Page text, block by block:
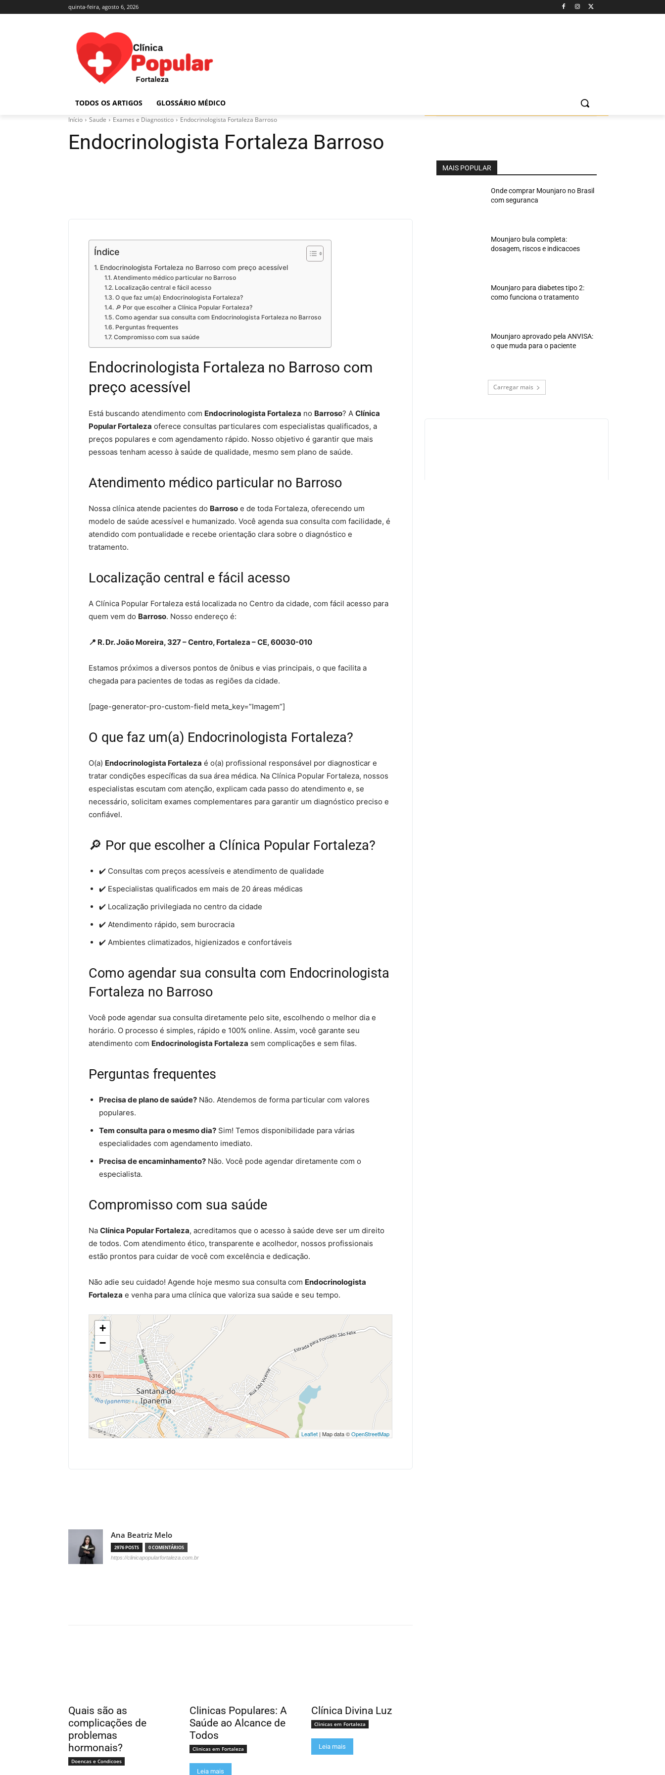
quinta-feira, agosto 6, 2026
TODOS OS ARTIGOS GLOSSÁRIO MÉDICO
Início Saude Exames e Diagnostico Endocrinologista Fortaleza Barroso
Endocrinologista Fortaleza Barroso
Índice
Endocrinologista Fortaleza no Barroso com preço acessível
Atendimento médico particular no Barroso
Localização central e fácil acesso
O que faz um(a) Endocrinologista Fortaleza?
🔎 Por que escolher a Clínica Popular Fortaleza?
Como agendar sua consulta com Endocrinologista Fortaleza no Barroso
Perguntas frequentes
Compromisso com sua saúde
Endocrinologista Fortaleza no Barroso com
preço acessível
Está buscando atendimento com Endocrinologista Fortaleza no Barroso? A Clínica
Popular Fortaleza oferece consultas particulares com especialistas qualificados, a
preços populares e com agendamento rápido. Nosso objetivo é garantir que mais
pessoas tenham acesso à saúde de qualidade, mesmo sem plano de saúde.
Atendimento médico particular no Barroso
Nossa clínica atende pacientes do Barroso e de toda Fortaleza, oferecendo um
modelo de saúde acessível e humanizado. Você agenda sua consulta com facilidade, é
atendido com pontualidade e recebe orientação clara sobre o diagnóstico e
tratamento.
Localização central e fácil acesso
A Clínica Popular Fortaleza está localizada no Centro da cidade, com fácil acesso para
quem vem do Barroso. Nosso endereço é:
📍 R. Dr. João Moreira, 327 – Centro, Fortaleza – CE, 60030-010
Estamos próximos a diversos pontos de ônibus e vias principais, o que facilita a
chegada para pacientes de todas as regiões da cidade.
[page-generator-pro-custom-field meta_key=”Imagem”]
O que faz um(a) Endocrinologista Fortaleza?
O(a) Endocrinologista Fortaleza é o(a) profissional responsável por diagnosticar e
tratar condições específicas da sua área médica. Na Clínica Popular Fortaleza, nossos
especialistas escutam com atenção, explicam cada passo do atendimento e, se
necessário, solicitam exames complementares para garantir um diagnóstico preciso e
confiável.
🔎 Por que escolher a Clínica Popular Fortaleza?
✔️ Consultas com preços acessíveis e atendimento de qualidade
✔️ Especialistas qualificados em mais de 20 áreas médicas
✔️ Localização privilegiada no centro da cidade
✔️ Atendimento rápido, sem burocracia
✔️ Ambientes climatizados, higienizados e confortáveis
Como agendar sua consulta com Endocrinologista
Fortaleza no Barroso
Você pode agendar sua consulta diretamente pelo site, escolhendo o melhor dia e
horário. O processo é simples, rápido e 100% online. Assim, você garante seu
atendimento com Endocrinologista Fortaleza sem complicações e sem filas.
Perguntas frequentes
Precisa de plano de saúde? Não. Atendemos de forma particular com valores
populares.
Tem consulta para o mesmo dia? Sim! Temos disponibilidade para várias
especialidades com agendamento imediato.
Precisa de encaminhamento? Não. Você pode agendar diretamente com o
especialista.
Compromisso com sua saúde
Na Clínica Popular Fortaleza, acreditamos que o acesso à saúde deve ser um direito
de todos. Com atendimento ético, transparente e acolhedor, nossos profissionais
estão prontos para cuidar de você com excelência e dedicação.
Não adie seu cuidado! Agende hoje mesmo sua consulta com Endocrinologista
Fortaleza e venha para uma clínica que valoriza sua saúde e seu tempo.
+
−
Leaflet | Map data ©OpenStreetMap
Ana Beatriz Melo
2976 POSTS 0 COMENTÁRIOS
https://clinicapopularfortaleza.com.br
Quais são as
complicações de
problemas
hormonais?
Doencas e Condicoes
Clinicas Populares: A
Saúde ao Alcance de
Todos
Clinicas em Fortaleza
Leia mais
Clínica Divina Luz
Clinicas em Fortaleza
Leia mais
MAIS POPULAR
Onde comprar Mounjaro no Brasil
com seguranca
Mounjaro bula completa:
dosagem, riscos e indicacoes
Mounjaro para diabetes tipo 2:
como funciona o tratamento
Mounjaro aprovado pela ANVISA:
o que muda para o paciente
Carregar mais